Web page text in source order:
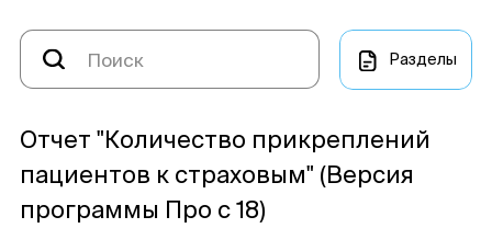
Разделы
Отчет "Количество прикреплений
пациентов к страховым" (Версия
программы Про с 18)